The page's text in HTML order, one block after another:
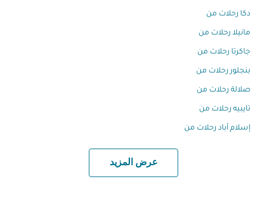
دكا رحلات من
مانيلا رحلات من
جاكرتا رحلات من
بنجلور رحلات من
صلالة رحلات من
تايبيه رحلات من
إسلام أباد رحلات من
عرض المزيد